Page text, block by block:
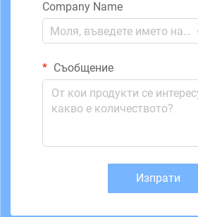
Company Name
Съобщение
Изпрати